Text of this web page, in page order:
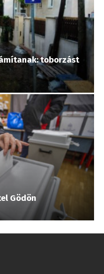
toborzást
Gödön